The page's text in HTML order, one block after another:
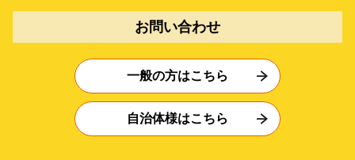
お問い合わせ
一般の方はこちら
自治体様はこちら